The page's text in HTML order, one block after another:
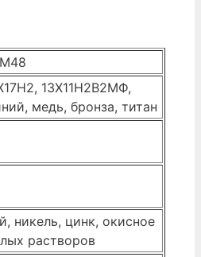
13Х11Н2В2МФ,
медь, бронза, титан
никель, цинк, окисное
растворов